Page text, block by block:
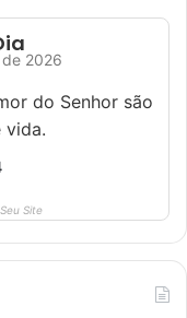
2026
do Senhor são
vida.
Site